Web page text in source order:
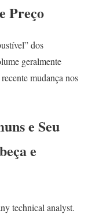
Preço
dos
geralmente
mudança nos
e Seu
e
technical analyst.